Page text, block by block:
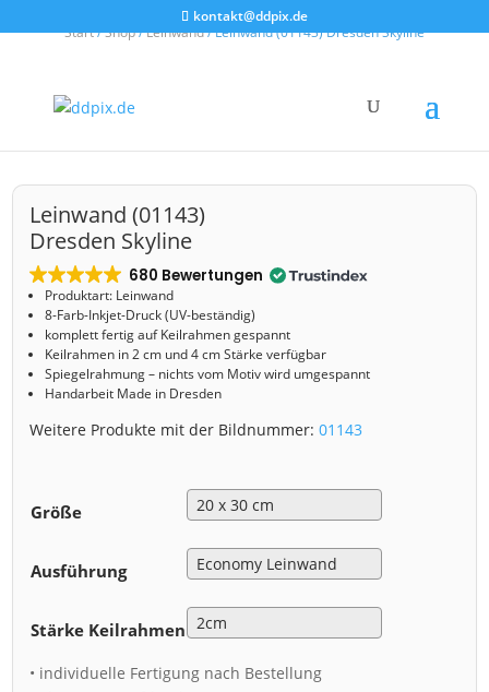
kontakt@ddpix.de
Start/Shop/Leinwand/ Leinwand (01143) Dresden Skyline
Leinwand (01143)
Dresden Skyline
680 Bewertungen
Produktart: Leinwand
8-Farb-Inkjet-Druck (UV-beständig)
komplett fertig auf Keilrahmen gespannt
Keilrahmen in 2 cm und 4 cm Stärke verfügbar
Spiegelrahmung – nichts vom Motiv wird umgespannt
Handarbeit Made in Dresden
Weitere Produkte mit der Bildnummer:01143
Größe
Ausführung
Stärke Keilrahmen
• individuelle Fertigung nach Bestellung